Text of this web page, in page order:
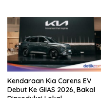
Kendaraan Kia Carens EV
Debut Ke GIIAS 2026, Bakal